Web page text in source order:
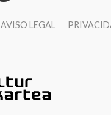
AVISO LEGAL